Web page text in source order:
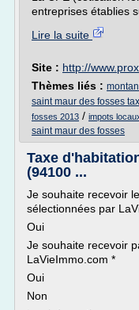
entreprises établies
Lire la suite
Site : http://
Thèmes liés :
saint maur des fosses
fosses 2013 / impots
saint maur des fosses
Taxe
(94100 ...
Je souhaite recevoir
sélectionnées par
Oui
Je souhaite recevoir
LaVieImmo.com *
Oui
Non